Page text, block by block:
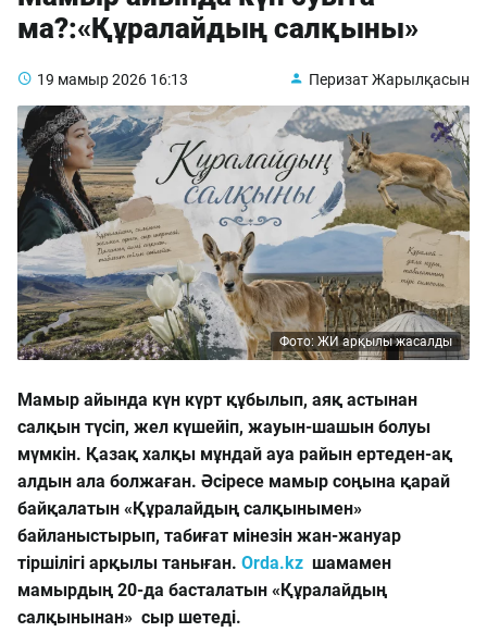
ма?:«Құралайдың салқыны»
19 мамыр 2026 16:13 Перизат Жарылқасын
Фото: ЖИ арқылы жасалды
Мамыр айында күн күрт құбылып, аяқ астынан
салқын түсіп, жел күшейіп, жауын-шашын болуы
мүмкін. Қазақ халқы мұндай ауа райын ертеден-ақ
алдын ала болжаған. Әсіресе мамыр соңына қарай
байқалатын «Құралайдың салқынымен»
байланыстырып, табиғат мінезін жан-жануар
тіршілігі арқылы таныған. Orda.kz шамамен
мамырдың 20-да басталатын «Құралайдың
салқынынан» сыр шетеді.